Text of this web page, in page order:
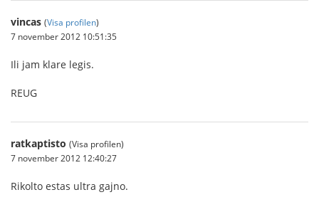
vincas (Visa profilen)
7 november 2012 10:51:35
Ili jam klare legis.
REUG
ratkaptisto (Visa profilen)
7 november 2012 12:40:27
Rikolto estas ultra gajno.